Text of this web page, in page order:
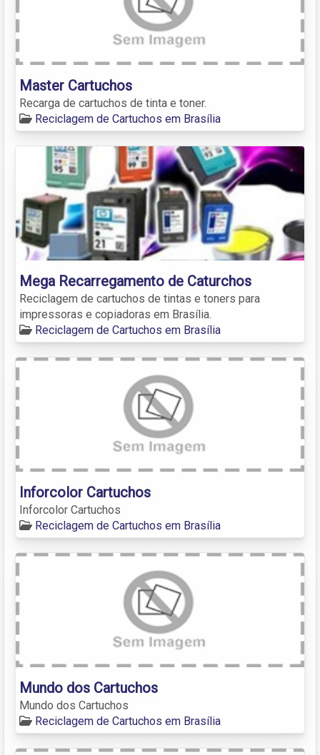
Master Cartuchos
Recarga de cartuchos de tinta e toner.
Reciclagem de Cartuchos em Brasília
Mega Recarregamento de Caturchos
Reciclagem de cartuchos de tintas e toners para
impressoras e copiadoras em Brasília.
Reciclagem de Cartuchos em Brasília
Inforcolor Cartuchos
Inforcolor Cartuchos
Reciclagem de Cartuchos em Brasília
Mundo dos Cartuchos
Mundo dos Cartuchos
Reciclagem de Cartuchos em Brasília